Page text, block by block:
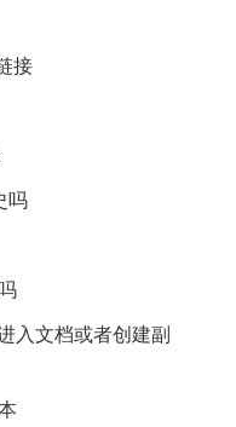
接
吗
入文档或者创建副